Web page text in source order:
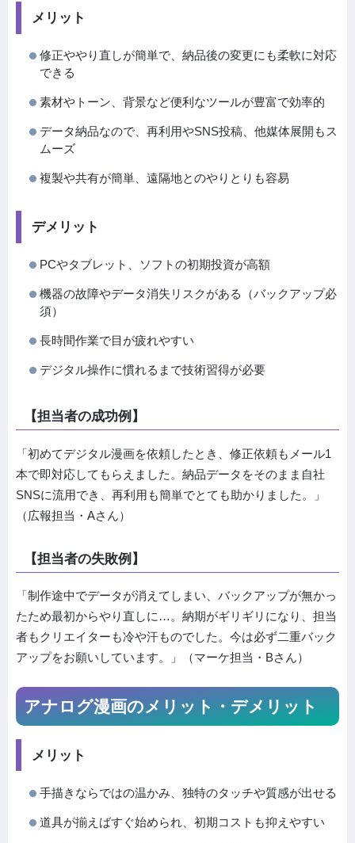
メリット
修正ややり直しが簡単で、納品後の変更にも柔軟に対応
できる
素材やトーン、背景など便利なツールが豊富で効率的
データ納品なので、再利用やSNS投稿、他媒体展開もス
ムーズ
複製や共有が簡単、遠隔地とのやりとりも容易
デメリット
PCやタブレット、ソフトの初期投資が高額
機器の故障やデータ消失リスクがある（バックアップ必
須）
長時間作業で目が疲れやすい
デジタル操作に慣れるまで技術習得が必要
【担当者の成功例】
「初めてデジタル漫画を依頼したとき、修正依頼もメール1
本で即対応してもらえました。納品データをそのまま自社
SNSに流用でき、再利用も簡単でとても助かりました。」
（広報担当・Aさん）
【担当者の失敗例】
「制作途中でデータが消えてしまい、バックアップが無かっ
たため最初からやり直しに…。納期がギリギリになり、担当
者もクリエイターも冷や汗ものでした。今は必ず二重バック
アップをお願いしています。」（マーケ担当・Bさん）
アナログ漫画のメリット・デメリット
メリット
手描きならではの温かみ、独特のタッチや質感が出せる
道具が揃えばすぐ始められ、初期コストも抑えやすい